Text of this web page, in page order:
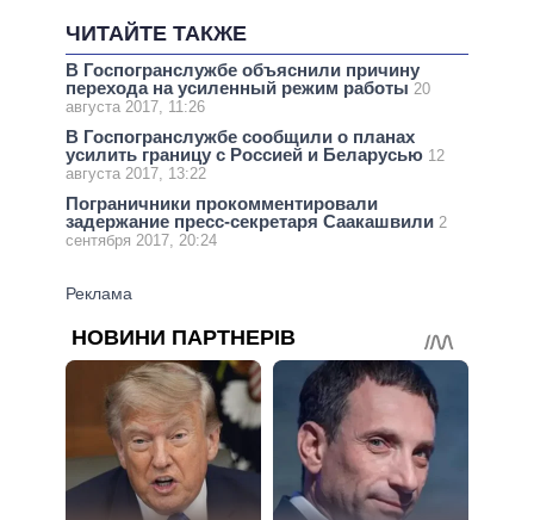
ЧИТАЙТЕ ТАКЖЕ
В Госпогранслужбе объяснили причину
перехода на усиленный режим работы 20
августа 2017, 11:26
В Госпогранслужбе сообщили о планах
усилить границу с Россией и Беларусью 12
августа 2017, 13:22
Пограничники прокомментировали
задержание пресс-секретаря Саакашвили 2
сентября 2017, 20:24